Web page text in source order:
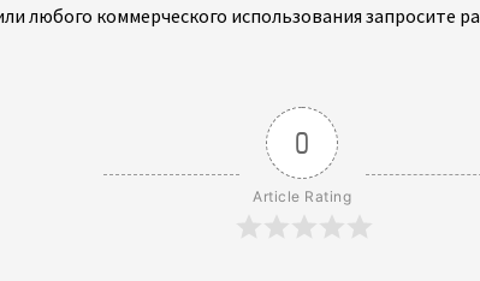
любого коммерческого использования запросите
0
Article Rating